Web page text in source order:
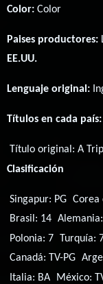
Color: Color
Paises productores:
EE.UU.
Lenguaje original:
Títulos en cada país:
Título original:A
Clasificación
Singapur: PG Corea
Brasil: 14
Polonia: 7
Turquía:
Canadá: TV-PG
Italia: BA
México: